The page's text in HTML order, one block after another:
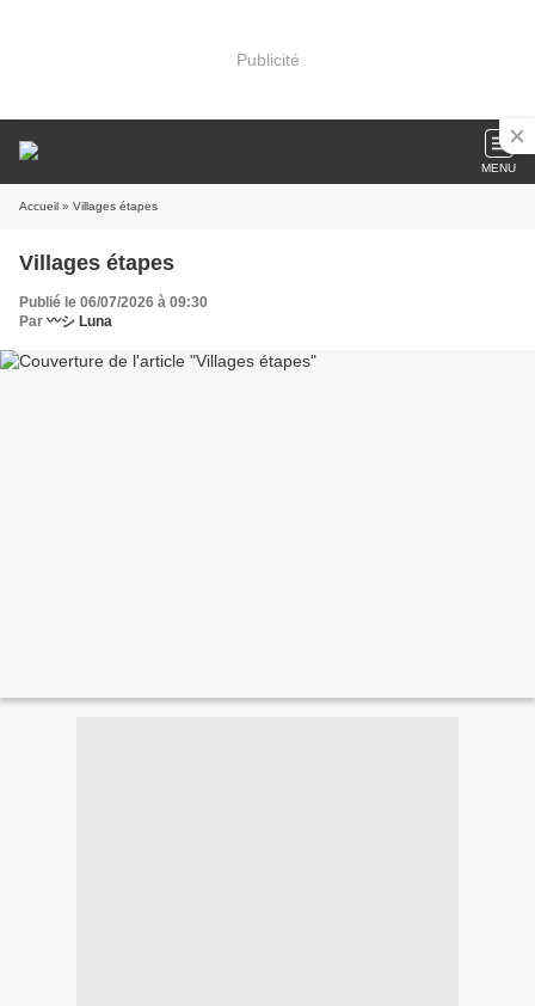
Publicité
MENU
Accueil » Villages étapes
Villages étapes
Publié le 06/07/2026 à 09:30
Par 〰️シ Luna